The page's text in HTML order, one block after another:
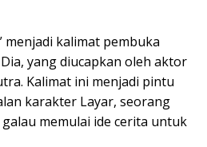
menjadi kalimat pembuka
yang diucapkan oleh aktor
Kalimat ini menjadi pintu
karakter Layar, seorang
memulai ide cerita untuk